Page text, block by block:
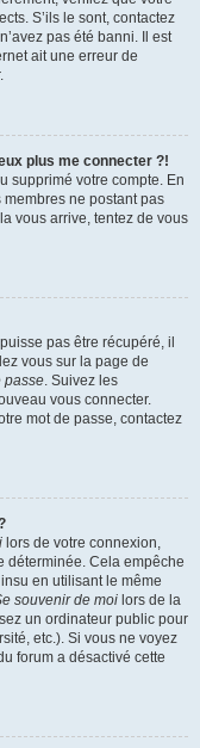
S’ils le sont, contactez
pas été banni. Il est
ait une erreur de
plus me connecter ?!
supprimé votre compte. En
ne postant pas
vous arrive, tentez de vous
pas être récupéré, il
vous sur la page de
passe. Suivez les
vous connecter.
mot de passe, contactez
lors de votre connexion,
déterminée. Cela empêche
en utilisant le même
souvenir de moi lors de la
un ordinateur public pour
etc.). Si vous ne voyez
forum a désactivé cette